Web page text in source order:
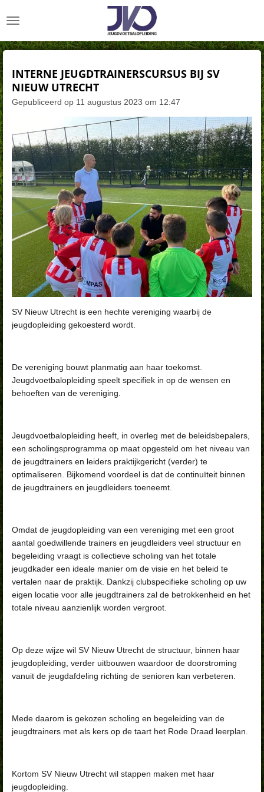
direct
de
INTERNE JEUGDTRAINERSCURSUS BIJ SV
NIEUW UTRECHT
Gepubliceerd op 11 augustus 2023 om 12:47
SV Nieuw Utrecht is een hechte vereniging waarbij de
jeugdopleiding gekoesterd wordt.
De vereniging bouwt planmatig aan haar toekomst.
Jeugdvoetbalopleiding speelt specifiek in op de wensen en
behoeften van de vereniging.
Jeugdvoetbalopleiding heeft, in overleg met de beleidsbepalers,
een scholingsprogramma op maat opgesteld om het niveau van
de jeugdtrainers en leiders praktijkgericht (verder) te
optimaliseren. Bijkomend voordeel is dat de continuïteit binnen
de jeugdtrainers en jeugdleiders toeneemt.
Omdat de jeugdopleiding van een vereniging met een groot
aantal goedwillende trainers en jeugdleiders veel structuur en
begeleiding vraagt is collectieve scholing van het totale
jeugdkader een ideale manier om de visie en het beleid te
vertalen naar de praktijk. Dankzij clubspecifieke scholing op uw
eigen locatie voor alle jeugdtrainers zal de betrokkenheid en het
totale niveau aanzienlijk worden vergroot.
Op deze wijze wil SV Nieuw Utrecht de structuur, binnen haar
jeugdopleiding, verder uitbouwen waardoor de doorstroming
vanuit de jeugdafdeling richting de senioren kan verbeteren.
Mede daarom is gekozen scholing en begeleiding van de
jeugdtrainers met als kers op de taart het Rode Draad leerplan.
Kortom SV Nieuw Utrecht wil stappen maken met haar
jeugdopleiding.